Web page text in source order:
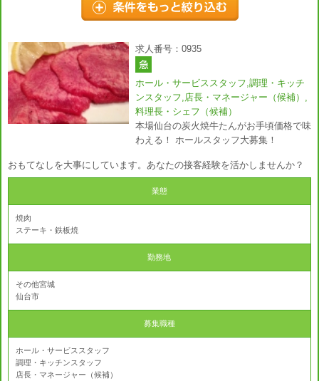
求人番号：0935
ホール・サービススタッフ,調理・キッチ
ンスタッフ,店長・マネージャー（候補）,
料理長・シェフ（候補）
本場仙台の炭火焼牛たんがお手頃価格で味
わえる！ ホールスタッフ大募集！
おもてなしを大事にしています。あなたの接客経験を活かしませんか？
業態
焼肉
ステーキ・鉄板焼
勤務地
その他宮城
仙台市
募集職種
ホール・サービススタッフ
調理・キッチンスタッフ
店長・マネージャー（候補）